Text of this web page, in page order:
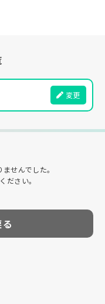
変更
せんでした。
ださい。